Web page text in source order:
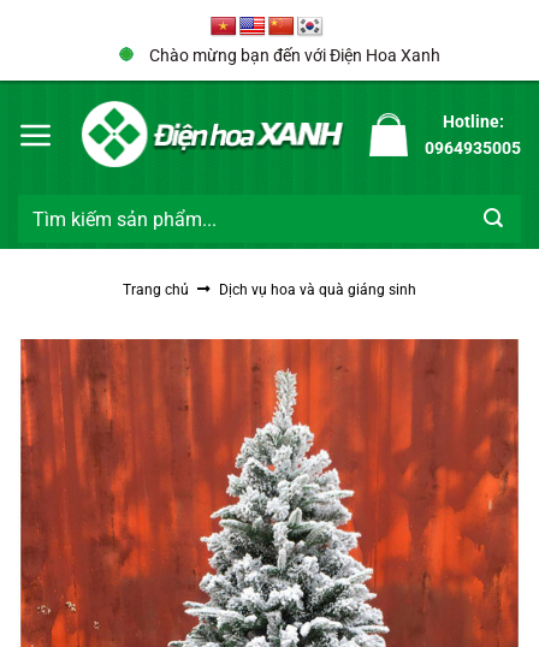
Chào mừng bạn đến với Điện Hoa Xanh
Hotline:
0964935005
Tìm
Trang chủ Dịch vụ hoa và quà giáng sinh
Anh Minh Khánh 0987****** đã đặt hàng
Trang trí cây thông noel